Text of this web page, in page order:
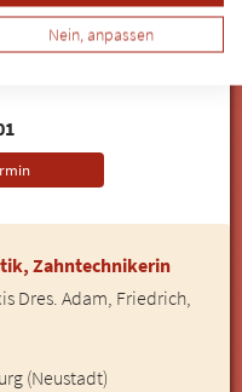
17
Zahntechnikerin
Dres. Adam, Friedrich,
(Neustadt)
Nein, anpassen